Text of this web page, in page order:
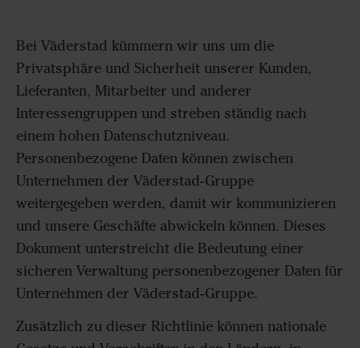
Bei Väderstad kümmern wir uns um die
Privatsphäre und Sicherheit unserer Kunden,
Lieferanten, Mitarbeiter und anderer
Interessengruppen und streben ständig nach
einem hohen Datenschutzniveau.
Personenbezogene Daten können zwischen
Unternehmen der Väderstad-Gruppe
weitergegeben werden, damit wir kommunizieren
und unsere Geschäfte abwickeln können. Dieses
Dokument unterstreicht die Bedeutung einer
sicheren Verwaltung personenbezogener Daten für
Unternehmen der Väderstad-Gruppe.
Zusätzlich zu dieser Richtlinie können nationale